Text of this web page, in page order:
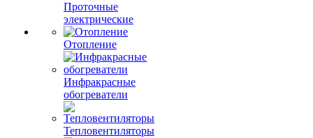
Проточные
электрические
Отопление
Инфракрасные
обогреватели
Тепловентиляторы